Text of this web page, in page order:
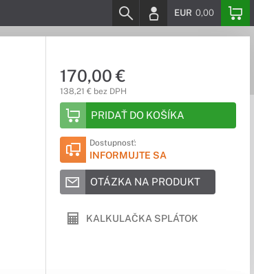
EUR 0,00
170,00 €
138,21 € bez DPH
PRIDAŤ DO KOŠÍKA
Dostupnosť:
INFORMUJTE SA
OTÁZKA NA PRODUKT
KALKULAČKA SPLÁTOK